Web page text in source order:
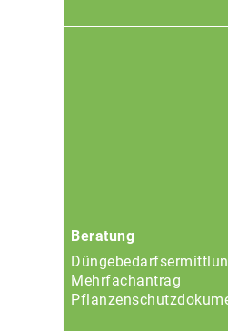
Beratung
Mehrfachantrag